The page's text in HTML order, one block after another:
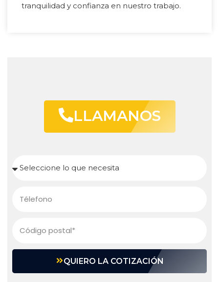
tranquilidad y confianza en nuestro trabajo.
LLAMANOS
QUIERO LA COTIZACIÓN